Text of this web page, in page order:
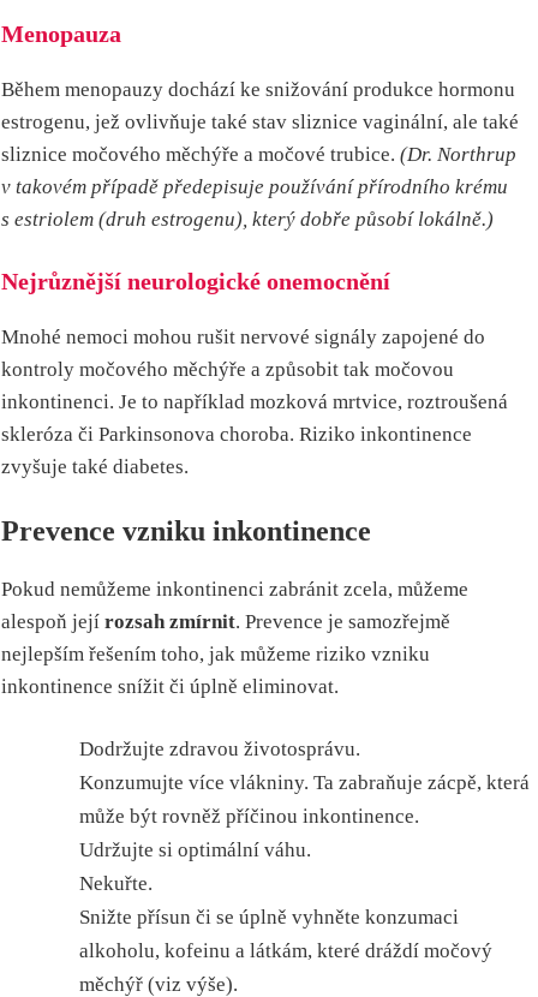
Menopauza
Během menopauzy dochází ke snižování produkce hormonu
estrogenu, jež ovlivňuje také stav sliznice vaginální, ale také
sliznice močového měchýře a močové trubice. (Dr. Northrup
v takovém případě předepisuje používání přírodního krému
s estriolem (druh estrogenu), který dobře působí lokálně.)
Nejrůznější neurologické onemocnění
Mnohé nemoci mohou rušit nervové signály zapojené do
kontroly močového měchýře a způsobit tak močovou
inkontinenci. Je to například mozková mrtvice, roztroušená
skleróza či Parkinsonova choroba. Riziko inkontinence
zvyšuje také diabetes.
Prevence vzniku inkontinence
Pokud nemůžeme inkontinenci zabránit zcela, můžeme
alespoň její rozsah zmírnit. Prevence je samozřejmě
nejlepším řešením toho, jak můžeme riziko vzniku
inkontinence snížit či úplně eliminovat.
Dodržujte zdravou životosprávu.
Konzumujte více vlákniny. Ta zabraňuje zácpě, která
může být rovněž příčinou inkontinence.
Udržujte si optimální váhu.
Nekuřte.
Snižte přísun či se úplně vyhněte konzumaci
alkoholu, kofeinu a látkám, které dráždí močový
měchýř (viz výše).